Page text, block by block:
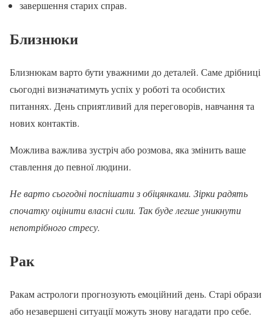
завершення старих справ.
Близнюки
Близнюкам варто бути уважними до деталей. Саме дрібниці
сьогодні визначатимуть успіх у роботі та особистих
питаннях. День сприятливий для переговорів, навчання та
нових контактів.
Можлива важлива зустріч або розмова, яка змінить ваше
ставлення до певної людини.
Не варто сьогодні поспішати з обіцянками. Зірки радять
спочатку оцінити власні сили. Так буде легше уникнути
непотрібного стресу.
Рак
Ракам астрологи прогнозують емоційний день. Старі образи
або незавершені ситуації можуть знову нагадати про себе.